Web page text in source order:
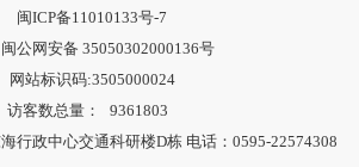
闽ICP备11010133号-7
闽公网安备 35050302000136号
网站标识码:3505000024
访客数总量：
9361803
行政中心交通科研楼D栋 电话：0595-22574308